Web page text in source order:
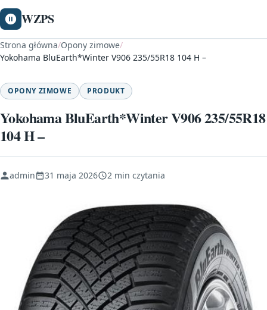
WZPS
Strona główna/Opony zimowe/
Yokohama BluEarth*Winter V906 235/55R18 104 H –
OPONY ZIMOWE PRODUKT
Yokohama BluEarth*Winter V906 235/55R18
104 H –
admin 31 maja 2026 2 min czytania